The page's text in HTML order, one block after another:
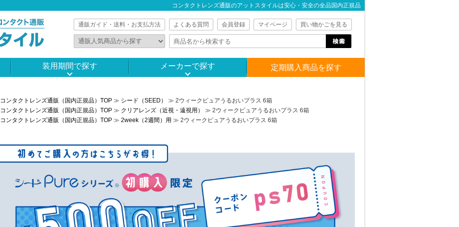
コンタクトレンズ通販のアットスタイルは安心・安全の全品国内正規品
通販ガイド・送料・お支払方法 よくある質問 会員登録 マイページ 買い物かごを見る
装用期間で探す メーカーで探す 定期購入商品を探す
コンタクトレンズ通販（国内正規品）TOP ≫ シード（SEED）
≫ 2ウィークピュアうるおいプラス 6箱
コンタクトレンズ通販（国内正規品）TOP ≫ クリアレンズ（近視・遠視用）
≫ 2ウィークピュアうるおいプラス 6箱
コンタクトレンズ通販（国内正規品）TOP ≫ 2week（2週間）用 ≫ 2ウィークピュアうるおいプラス 6箱